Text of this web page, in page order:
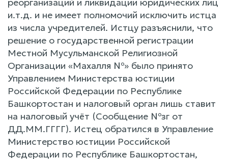
и.т.д. и не имеет полномочий исключить истца
из числа учредителей. Истцу разъяснили, что
решение о государственной регистрации
Местной Мусульманской Религиозной
Организации «Махалля №» было принято
Управлением Министерства юстиции
Российской Федерации по Республике
Башкортостан и налоговый орган лишь ставит
на налоговый учёт (Сообщение №зг от
ДД.ММ.ГГГГ). Истец обратился в Управление
Министерство юстиции Российской
Федерации по Республике Башкортостан,